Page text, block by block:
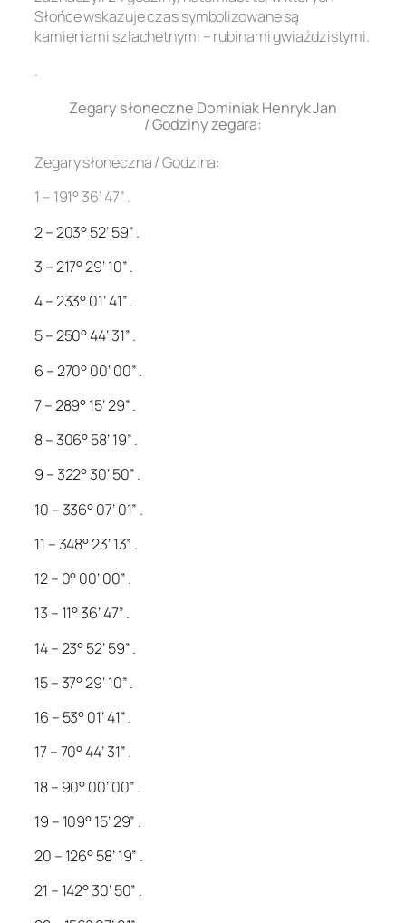
Słońce wskazuje czas symbolizowane są
kamieniami szlachetnymi – rubinami gwiaździstymi.
.
Zegary słoneczne Dominiak Henryk Jan
/ Godziny zegara:
Zegary słoneczna / Godzina:
1 – 191° 36’ 47” .
2 – 203° 52’ 59” .
3 – 217° 29’ 10” .
4 – 233° 01’ 41” .
5 – 250° 44’ 31” .
6 – 270° 00’ 00” .
7 – 289° 15’ 29” .
8 – 306° 58’ 19” .
9 – 322° 30’ 50” .
10 – 336° 07’ 01” .
11 – 348° 23’ 13” .
12 – 0° 00’ 00” .
13 – 11° 36’ 47” .
14 – 23° 52’ 59” .
15 – 37° 29’ 10” .
16 – 53° 01’ 41” .
17 – 70° 44’ 31” .
18 – 90° 00’ 00” .
19 – 109° 15’ 29” .
20 – 126° 58’ 19” .
21 – 142° 30’ 50” .